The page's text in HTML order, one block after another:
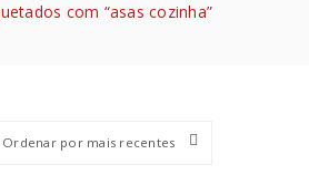
com “asas cozinha”
Ordenar por mais recentes